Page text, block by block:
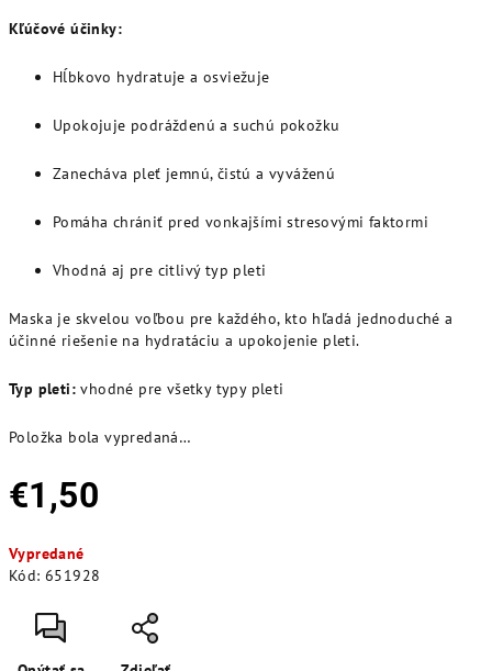
Kľúčové účinky:
Hĺbkovo hydratuje a osviežuje
Upokojuje podráždenú a suchú pokožku
Zanecháva pleť jemnú, čistú a vyváženú
Pomáha chrániť pred vonkajšími stresovými faktormi
Vhodná aj pre citlivý typ pleti
Maska je skvelou voľbou pre každého, kto hľadá jednoduché a
účinné riešenie na hydratáciu a upokojenie pleti.
Typ pleti: vhodné pre všetky typy pleti
Položka bola vypredaná…
€1,50
cena:
Vypredané
Kód: 651928